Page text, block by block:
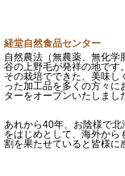
経堂自然食品センター
自然農法（無農薬、無化
谷の上野毛が発祥の地です。
その栽培でできた、美味
った加工品を多くの方々
ターをオープンいたしまし
あれから40年、お陰様で
をはじめとして、海外か
割を果たせていると皆様に